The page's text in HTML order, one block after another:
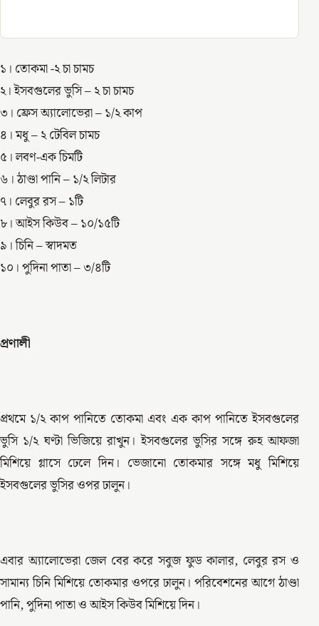
১। তোকমা -২ চা চামচ
২। ইসবগুলের ভুসি – ২ চা চামচ
৩। ফ্রেস অ্যালোভেরা – ১/২ কাপ
৪। মধু – ২ টেবিল চামচ
৫। লবণ-এক চিমটি
৬। ঠাণ্ডা পানি – ১/২ লিটার
৭। লেবুর রস – ১টি
৮। আইস কিউব – ১০/১৫টি
৯। চিনি – স্বাদমত
১০। পুদিনা পাতা – ৩/৪টি
প্রণালী
প্রথমে ১/২ কাপ পানিতে তোকমা এবং এক কাপ পানিতে ইসবগুলের
ভুসি ১/২ ঘণ্টা ভিজিয়ে রাখুন। ইসবগুলের ভুসির সঙ্গে রুহ আফজা
মিশিয়ে গ্লাসে ঢেলে দিন। ভেজানো তোকমার সঙ্গে মধু মিশিয়ে
ইসবগুলের ভুসির ওপর ঢালুন।
এবার অ্যালোভেরা জেল বের করে সবুজ ফুড কালার, লেবুর রস ও
সামান্য চিনি মিশিয়ে তোকমার ওপরে ঢালুন। পরিবেশনের আগে ঠাণ্ডা
পানি, পুদিনা পাতা ও আইস কিউব মিশিয়ে দিন।